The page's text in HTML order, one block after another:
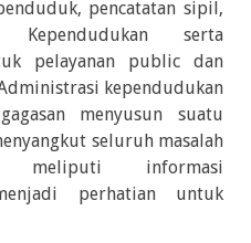
pencatatan sipil,
Kependudukan serta
pelayanan public dan
kependudukan
menyusun suatu
seluruh masalah
meliputi informasi
perhatian untuk